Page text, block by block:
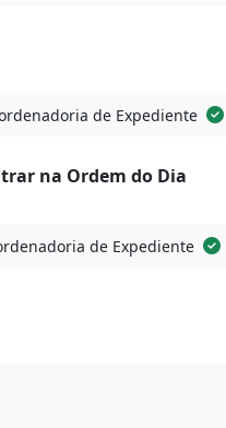
de Expediente
na Ordem do Dia
de Expediente